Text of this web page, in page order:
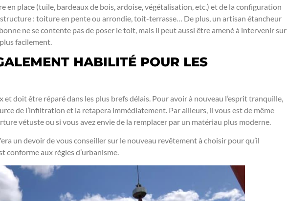
en place (tuile, bardeaux de bois, ardoise, végétalisation, etc.) et de la configuration
: toiture en pente ou arrondie, toit-terrasse… De plus, un artisan étancheur
ne se contente pas de poser le toit, mais il peut aussi être amené à intervenir sur
facilement.
HABILITÉ POUR LES
doit être réparé dans les plus brefs délais. Pour avoir à nouveau l’esprit tranquille,
de l’infiltration et la retapera immédiatement. Par ailleurs, il vous est de même
vétuste ou si vous avez envie de la remplacer par un matériau plus moderne.
un devoir de vous conseiller sur le nouveau revêtement à choisir pour qu’il
conforme aux règles d’urbanisme.